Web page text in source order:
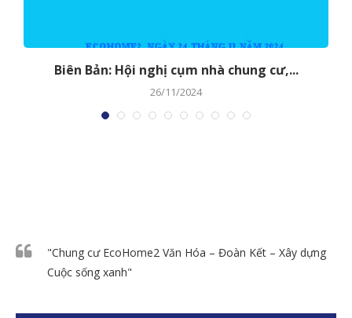
Biên Bản: Hội nghị cụm nhà chung cư,...
26/11/2024
"Chung cư EcoHome2 Văn Hóa – Đoàn Kết – Xây dựng
Cuộc sống xanh"